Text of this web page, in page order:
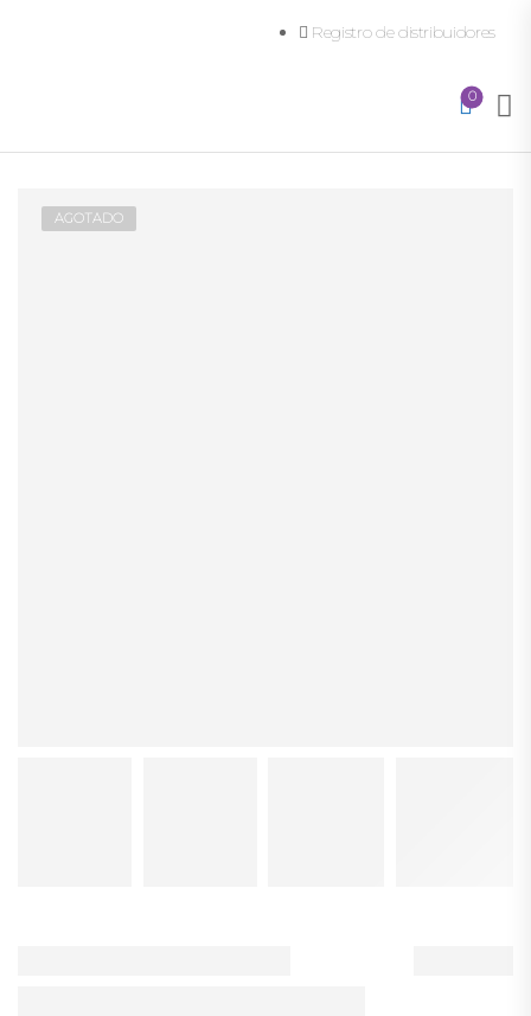
Registro de distribuidores
0
AGOTADO